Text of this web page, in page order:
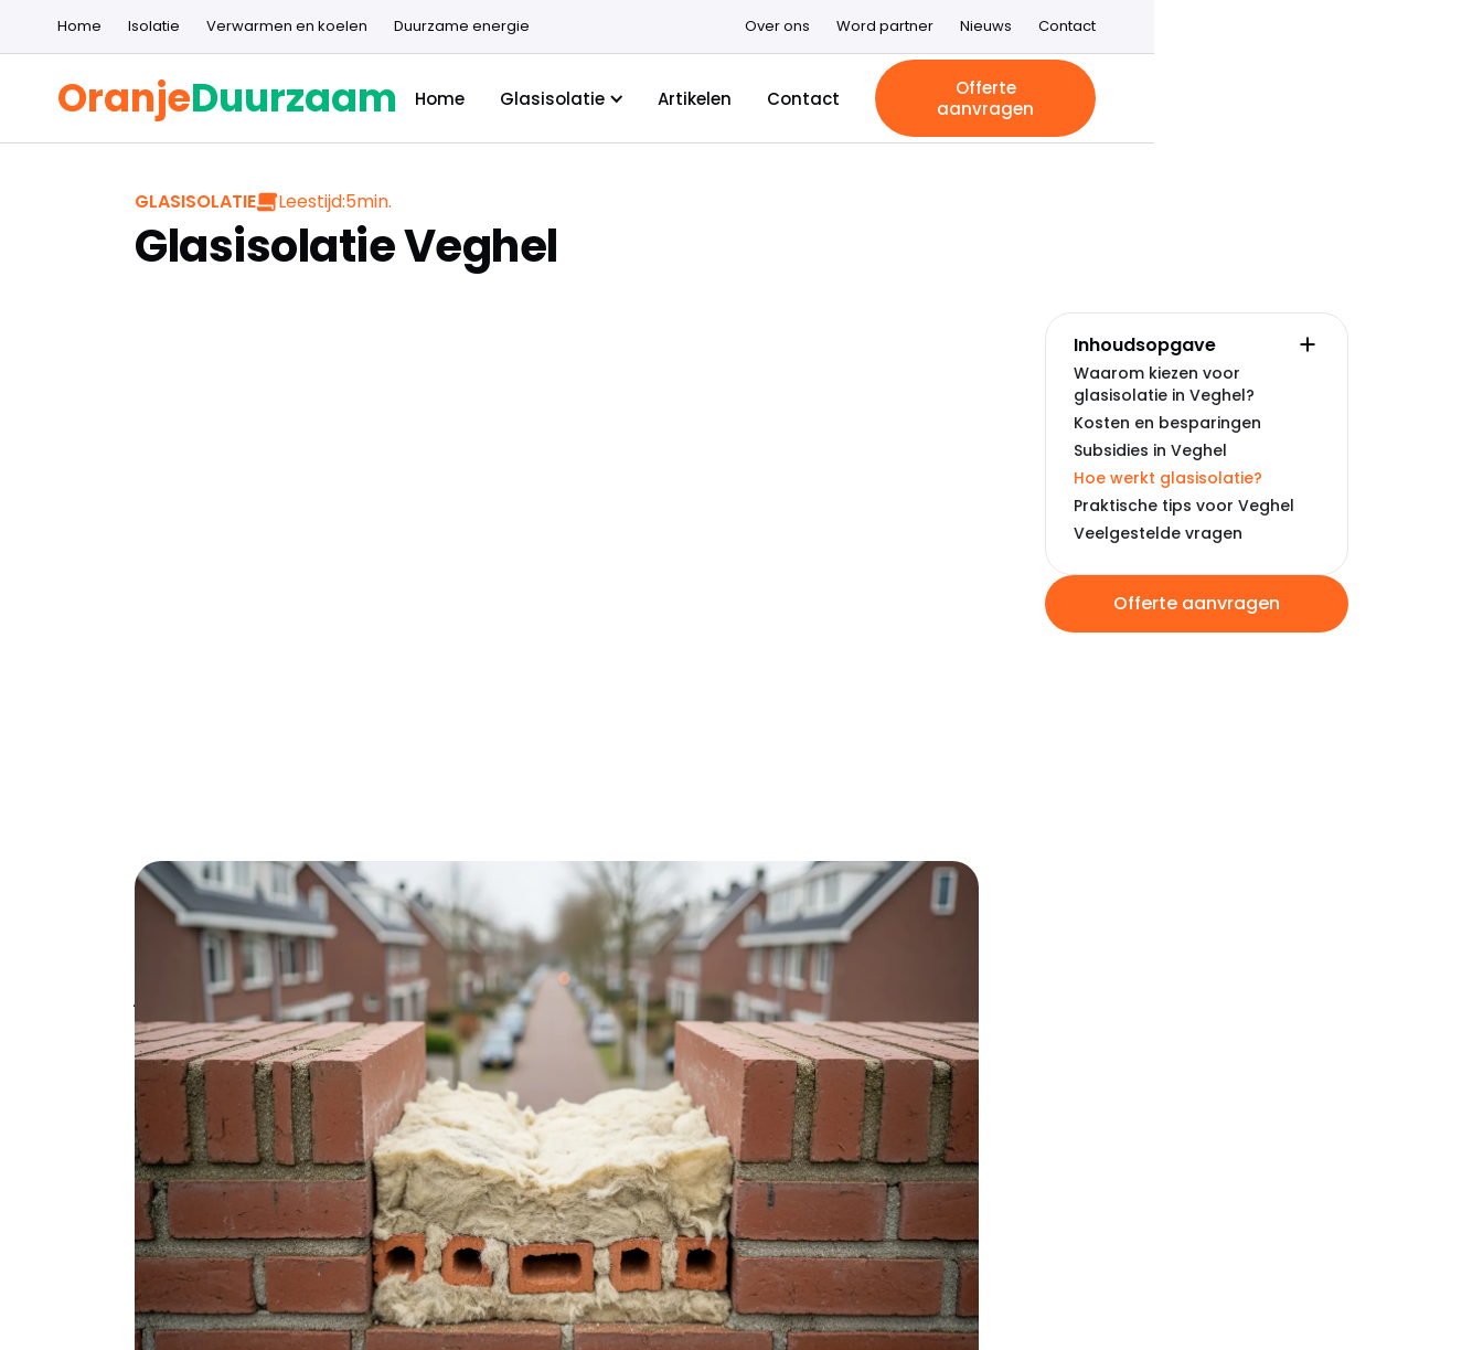
Home Isolatie Verwarmen en koelen Duurzame energie Over ons Word partner Nieuws Contact
OranjeDuurzaam Home Glasisolatie Artikelen Contact
Offerte
aanvragen
GLASISOLATIE Leestijd:5min.
Glasisolatie Veghel
Woon je in Veghel en wil je eindelijk van die hoge energierekening af? Glasisolatie kan je jaarlijks
€300-500 besparen op je stookkosten. Met de ISDE subsidie van €4-6 per vierkante meter verdien
je je investering binnen 4-5 jaar volledig terug!
Waarom kiezen voor glasisolatie in Veghel?
Woon je in een jaren '70 woning in de Keizerslanden of heb je een tussenwoning in de Ericssonstraat?
Dan is de kans groot dat jouw spouwmuur nog helemaal niet geïsoleerd is. In Noord-Brabant hebben
we weliswaar zachtere winters dan in het noorden, maar met de huidige energieprijzen maakt elke
graad verschil. Veel woningen in Veghel dateren uit de periode 1960-1980, toen energiebesparing nog
geen prioriteit was. Door de ligging in het Brabantse klimaat heb je vaak te maken met vochtige
periodes, waardoor een goede isolatie nog belangrijker wordt. Het houdt niet alleen de kou buiten,
maar zorgt ook dat je woning sneller opwarmt en de warmte langer vasthoudt.
Inhoudsopgave
Waarom kiezen voor
glasisolatie in Veghel?
Kosten en besparingen
Subsidies in Veghel
Hoe werkt glasisolatie?
Praktische tips voor Veghel
Veelgestelde vragen
Offerte aanvragen